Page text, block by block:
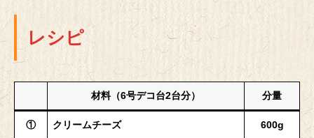
レシピ
材料（6号デコ台2台分） 分量
① クリームチーズ 600g